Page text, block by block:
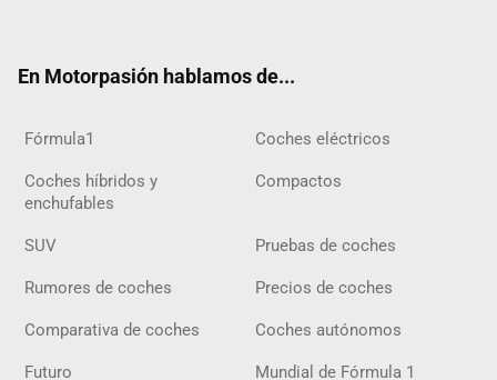
En Motorpasión hablamos de...
Fórmula1 Coches eléctricos
Coches híbridos y
enchufables
Compactos
SUV Pruebas de coches
Rumores de coches Precios de coches
Comparativa de coches Coches autónomos
Futuro Mundial de Fórmula 1